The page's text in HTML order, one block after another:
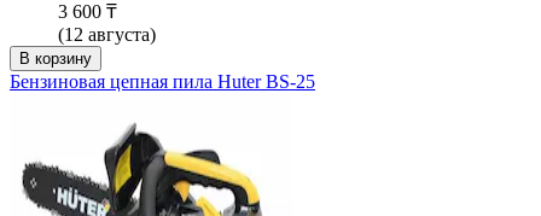
3 600 ₸
(12 августа)
В корзину
Бензиновая цепная пила Huter BS-25